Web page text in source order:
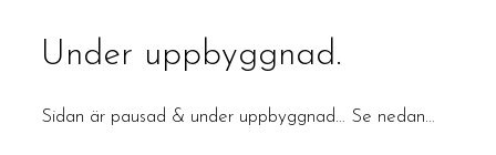
Under uppbyggnad.
Sidan är pausad & under uppbyggnad… Se nedan…